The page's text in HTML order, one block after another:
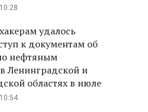
удалось
к документам об
нефтяным
Ленинградской и
областях в июле